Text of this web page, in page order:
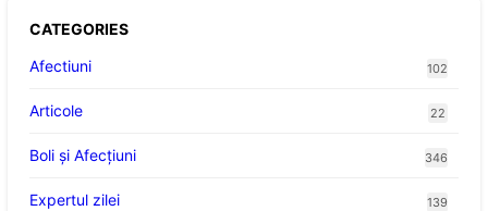
CATEGORIES
Afectiuni
102
Articole 22
Boli și Afecțiuni 346
Expertul zilei 139